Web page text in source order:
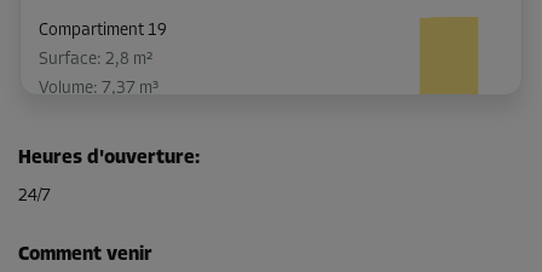
Compartiment 19
Surface: 2,8 m²
Volume: 7,37 m³
-10%
108,00 EUR/mois
Heures d'ouverture:
24/7
Comment venir